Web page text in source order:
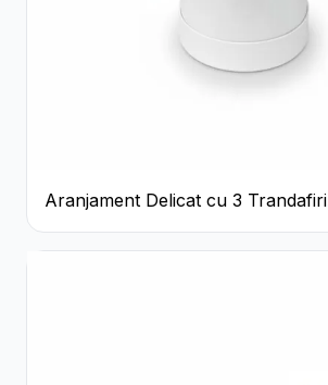
Aranjament Delicat cu 3 Trandafiri
Roz în Cutie Albă